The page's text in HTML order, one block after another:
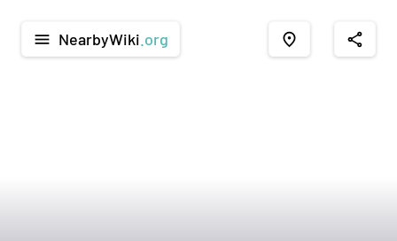
menu NearbyWiki .org place share